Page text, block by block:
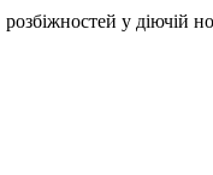
розбіжностей у діючій